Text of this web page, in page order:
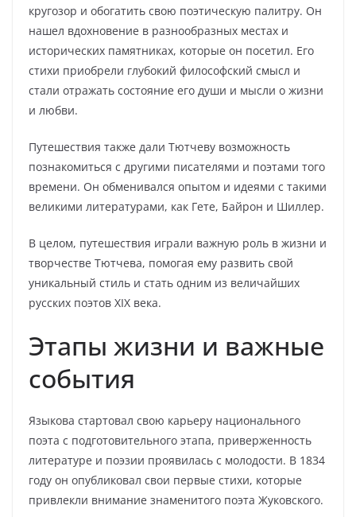
кругозор и обогатить свою поэтическую палитру. Он
нашел вдохновение в разнообразных местах и
исторических памятниках, которые он посетил. Его
стихи приобрели глубокий философский смысл и
стали отражать состояние его души и мысли о жизни
и любви.
Путешествия также дали Тютчеву возможность
познакомиться с другими писателями и поэтами того
времени. Он обменивался опытом и идеями с такими
великими литературами, как Гете, Байрон и Шиллер.
В целом, путешествия играли важную роль в жизни и
творчестве Тютчева, помогая ему развить свой
уникальный стиль и стать одним из величайших
русских поэтов XIX века.
Этапы жизни и важные
события
Языкова стартовал свою карьеру национального
поэта с подготовительного этапа, приверженность
литературе и поэзии проявилась с молодости. В 1834
году он опубликовал свои первые стихи, которые
привлекли внимание знаменитого поэта Жуковского.